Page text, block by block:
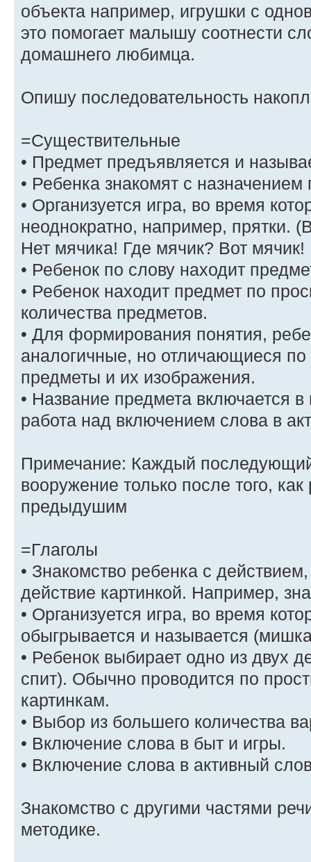
объекта например, игрушки с
это помогает малышу соотнести
домашнего любимца.
Опишу последовательность
=Существительные
• Предмет предъявляется и
• Ребенка знакомят с назначением
• Организуется игра, во время
неоднократно, например, прятки.
Нет мячика! Где мячик? Вот
• Ребенок по слову находит
• Ребенок находит предмет по
количества предметов.
• Для формирования понятия,
аналогичные, но отличающиеся по
предметы и их изображения.
• Название предмета включается
работа над включением слова в
Примечание: Каждый
вооружение только после того,
предыдушим
=Глаголы
• Знакомство ребенка с
действие картинкой. Например,
• Организуется игра, во время
обыгрывается и называется
• Ребенок выбирает одно из двух
спит). Обычно проводится по
картинкам.
• Выбор из большего количества
• Включение слова в быт и игры.
• Включение слова в активный
Знакомство с другими частями
методике.